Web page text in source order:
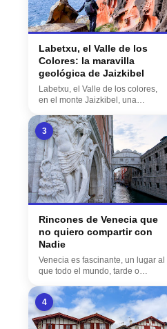
Labetxu, el Valle de los
Colores: la maravilla
geológica de Jaizkibel
Labetxu, el Valle de los colores,
en el monte Jaizkibel, una
3
Rincones de Venecia que
no quiero compartir con
Nadie
Venecia es fascinante, un lugar al
que todo el mundo, tarde o
4